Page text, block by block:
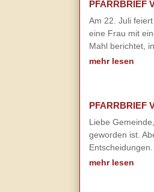
PFARRBRIEF
Am 22. Juli
eine Frau mit
Mahl berichtet,
mehr lesen
PFARRBRIEF
Liebe
geworden ist.
mehr lesen